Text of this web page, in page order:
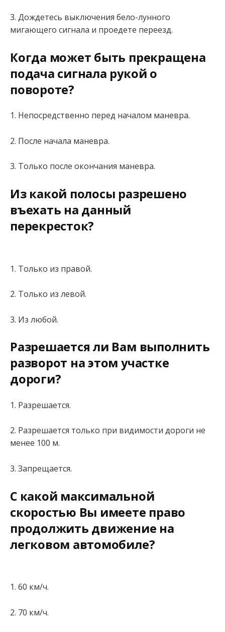
3. Дождетесь выключения бело-лунного
мигающего сигнала и проедете переезд.
Когда может быть прекращена
подача сигнала рукой о
повороте?
1. Непосредственно перед началом маневра.
2. После начала маневра.
3. Только после окончания маневра.
Из какой полосы разрешено
въехать на данный
перекресток?
1. Только из правой.
2. Только из левой.
3. Из любой.
Разрешается ли Вам выполнить
разворот на этом участке
дороги?
1. Разрешается.
2. Разрешается только при видимости дороги не
менее 100 м.
3. Запрещается.
С какой максимальной
скоростью Вы имеете право
продолжить движение на
легковом автомобиле?
1. 60 км/ч.
2. 70 км/ч.